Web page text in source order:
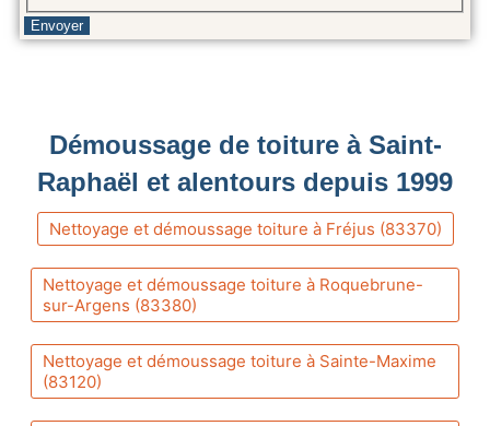
Envoyer
Démoussage de toiture à Saint-
Raphaël et alentours depuis 1999
Nettoyage et démoussage toiture à Fréjus (83370)
Nettoyage et démoussage toiture à Roquebrune-
sur-Argens (83380)
Nettoyage et démoussage toiture à Sainte-Maxime
(83120)